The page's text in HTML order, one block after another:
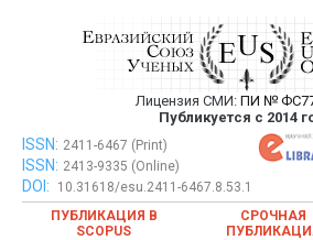
Евразийский
публикация
ежемесячном
Лицензия СМИ: ПИ №
Публикуется с 2014
Евразийский Союз Ученых —
ежемесячном научном
ISSN: 2411-6467 (Print)
ISSN: 2413-9335 (Online)
DOI:
10.31618/esu.2411-6467.8.53.1
ПУБЛИКАЦИЯ В
SCOPUS
СРОЧНАЯ